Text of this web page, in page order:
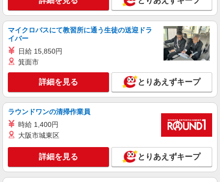
日研トータルソーシング株式会社 メディカルケア事業部/仙台オフィ
ス【看護助手】
看護助手（ナースエイド）
時給1,200円 ★週払いOK（規定あり） ※給与
福島県福島市 【最寄駅】阿武隈急行「瀬上」
キープ 詳細を見る
アルバイト パート 派遣社員
日研トータルソーシング株式会社 メディカルケア事業部/仙台オフィ
ス【看護助手】
時給1,200円 ★週払いOK（規定あり） ※給与
幅は経験・能力による
福島県福島市 【最寄駅】各線「福島」駅
マイクロバスにて教習所に通う生徒の送迎ドラ
イバー
日給 15,850円
箕面市
詳細を見る とりあえずキープ
ラウンドワンの清掃作業員
時給 1,400円
大阪市城東区
詳細を見る とりあえずキープ